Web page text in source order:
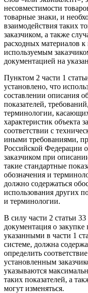
несовместимости
товарные знаки, и
взаимодействия таких
заказчиком, а также
расходных материалов
используемым
документацией на
Пунктом 2 части 1
установлено, что
составлении описания
показателей,
терминологии,
характеристик объекта
соответствии с
иными требованиями,
Российской Федерации
заказчиком при
такие стандартные
обозначения и
должно содержаться
использования других
и терминологии.
В силу части 2 статьи
документация о закупке
указанными в части 1
системе, должна
определить
установленным
указываются
таких показателей, а
могут изменяться.